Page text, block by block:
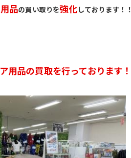
品の買い取りを強化 しております！！
用品の買取を行っております！